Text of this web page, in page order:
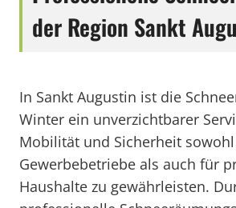
der Region Sankt
In Sankt Augustin ist die
Winter ein unverzichtbarer
Mobilität und Sicherheit
Gewerbebetriebe als auch für
Haushalte zu gewährleisten.